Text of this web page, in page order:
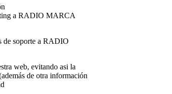
a RADIO MARCA
de soporte a RADIO
web, evitando asi la
de otra información